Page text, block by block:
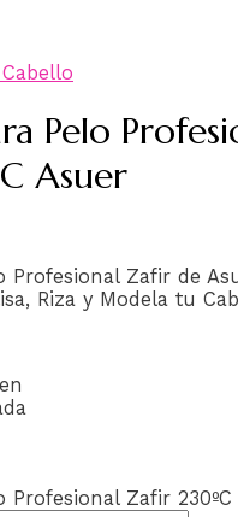
Pelo
Asuer
Profesional Zafir de
Riza y Modela tu
Profesional Zafir 230ºC